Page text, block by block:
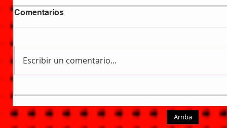
Comentarios
Escribir un comentario...
Arriba